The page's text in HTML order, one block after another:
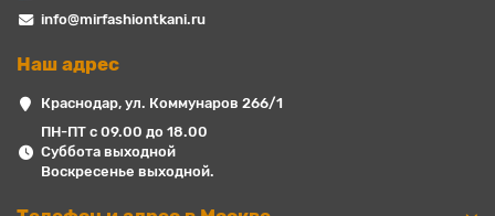
info@mirfashiontkani.ru
Наш адрес
Краснодар, ул. Коммунаров 266/1
ПН-ПТ с 09.00 до 18.00
Суббота выходной
Воскресенье выходной.